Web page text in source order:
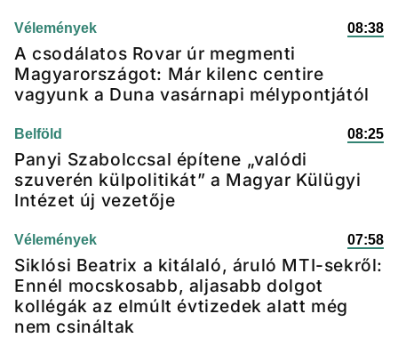
Vélemények 08:38
A csodálatos Rovar úr megmenti
Magyarországot: Már kilenc centire
vagyunk a Duna vasárnapi mélypontjától
Belföld 08:25
Panyi Szabolccsal építene „valódi
szuverén külpolitikát” a Magyar Külügyi
Intézet új vezetője
Vélemények 07:58
Siklósi Beatrix a kitálaló, áruló MTI-sekről:
Ennél mocskosabb, aljasabb dolgot
kollégák az elmúlt évtizedek alatt még
nem csináltak